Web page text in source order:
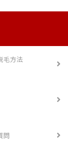
毛方法
問